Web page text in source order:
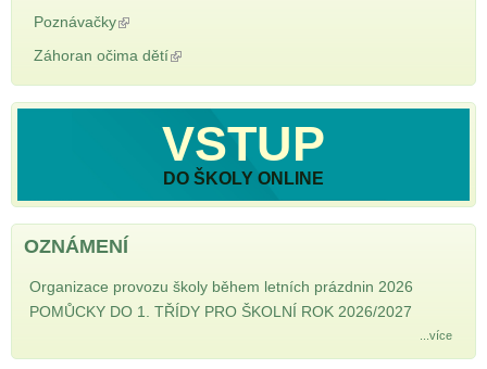
Poznávačky(odkaz je externí)
Záhoran očima dětí(odkaz je externí)
VSTUP
DO ŠKOLY ONLINE
OZNÁMENÍ
Organizace provozu školy během letních prázdnin 2026
POMŮCKY DO 1. TŘÍDY PRO ŠKOLNÍ ROK 2026/2027
...více